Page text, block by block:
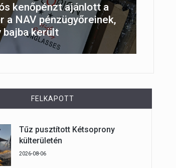
kenőpénzt ajánlott a
a NAV pénzügyőreinek,
bajba került
FELKAPOTT
Tűz pusztított Kétsoprony
külterületén
2026-08-06